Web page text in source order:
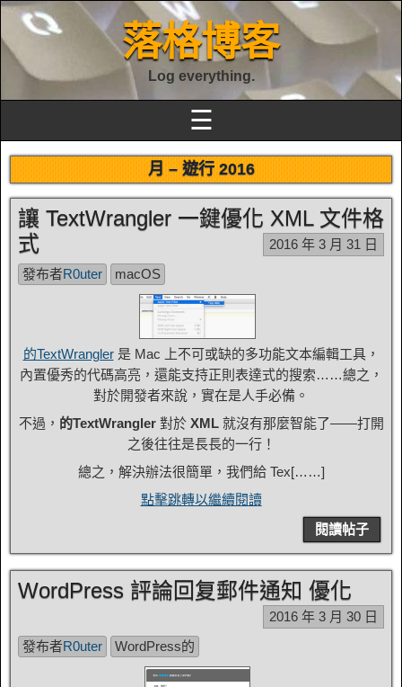
落格博客
Log everything.
☰
月 –遊行 2016
讓 TextWrangler 一鍵優化 XML 文件格
式
2016 年 3 月 31 日
發布者R0uter macOS
的TextWrangler是 Mac 上不可或缺的多功能文本編輯工具，
內置優秀的代碼高亮，還能支持正則表達式的搜索……總之，
對於開發者來說，實在是人手必備。
不過， 的TextWrangler對於 XML就沒有那麼智能了——打開
之後往往是長長的一行！
總之，解決辦法很簡單，我們給 Tex[……]
點擊跳轉以繼續閱讀
閱讀帖子
WordPress 評論回复郵件通知 優化
2016 年 3 月 30 日
發布者R0uter WordPress的